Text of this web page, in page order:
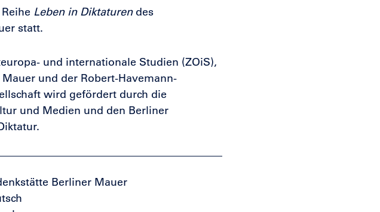
Leben in Diktaturendes
statt.
und internationale Studien (ZOiS),
und der Robert-Havemann-
wird gefördert durch die
und Medien und den Berliner
Berliner Mauer